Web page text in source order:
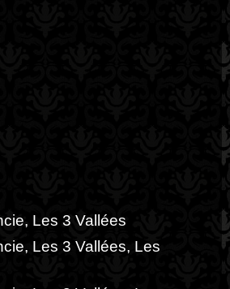
Les 3 Vallées
Les 3 Vallées, Les